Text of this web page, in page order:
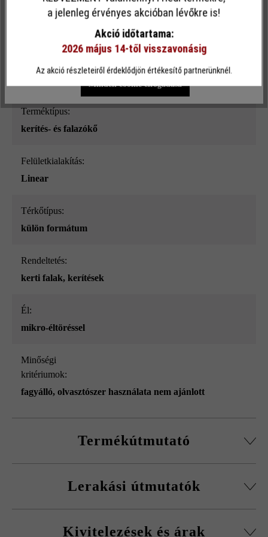
Felületi struktúra:
ezüstszürke nüansz-árnyalt_ModulusPur
Terméktípus:
kerítés- és falazókő
Felületkialakítás:
Linear
Térkőtípus:
külön formátum
Rendeltetés:
kerti falak, kerítések
él:
mikro-éltöréssel
Minőségi
kritériumok:
fagyálló, olvasztószer használata nem ajánlott
Termékútmutató
kövekkel, sarokkő-szettel és fedőlapokkal.
Falakhoz és kerítésekhez, valamint előfalazáshoz
Lerakási útmutatók
kitöltőbeton javasolt betonminőségét.
Kivitelezések és árak
Ez a webhely cookie-kat használ, hogy a lehető legjobb
funkcionalitást kínálja Önnek...További információ
Egyéni beállítások Csak funkcionális cookie elfogadása
Minden cookie elfogadása
a jelenleg érvényes akcióban lévőkre is!
Akció időtartama:
2026 május 14-től visszavonásig
Az akció részleteiről érdeklődjön értékesítő partnerünknél.